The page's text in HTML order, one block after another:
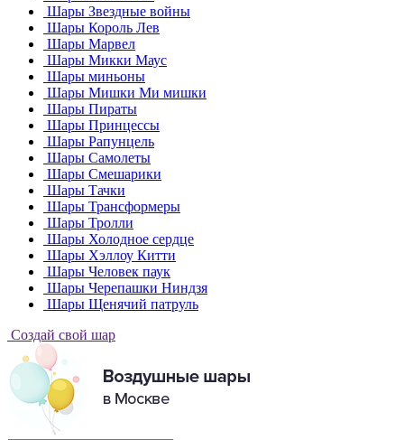
Шары Звездные войны
Шары Король Лев
Шары Марвел
Шары Микки Маус
Шары миньоны
Шары Мишки Ми мишки
Шары Пираты
Шары Принцессы
Шары Рапунцель
Шары Самолеты
Шары Смешарики
Шары Тачки
Шары Трансформеры
Шары Тролли
Шары Холодное сердце
Шары Хэллоу Китти
Шары Человек паук
Шары Черепашки Ниндзя
Шары Щенячий патруль
Создай свой шар